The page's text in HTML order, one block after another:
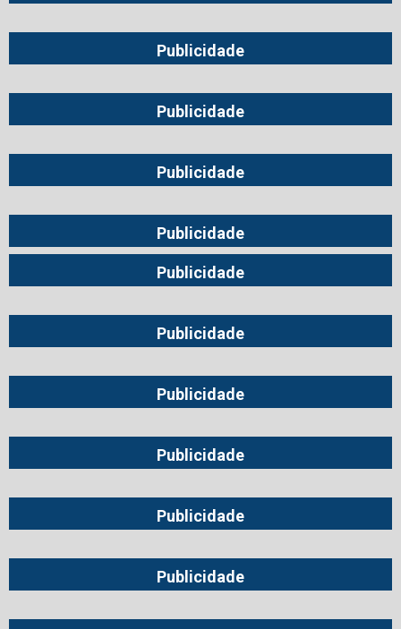
Publicidade
Publicidade
Publicidade
Publicidade
Publicidade
Publicidade
Publicidade
Publicidade
Publicidade
Publicidade